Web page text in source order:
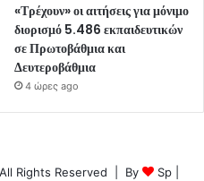
«Τρέχουν» οι αιτήσεις για μόνιμο
διορισμό 5.486 εκπαιδευτικών
σε Πρωτοβάθμια και
Δευτεροβάθμια
4 ώρες ago
Rights Reserved | By Sp